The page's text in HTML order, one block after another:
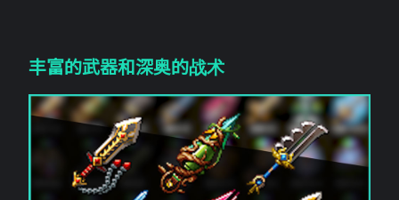
丰富的武器和深奥的战术